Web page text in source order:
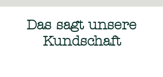
Das sagt unsere
Kundschaft